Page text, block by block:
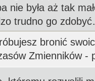
nie była aż tak
trudno go
bronić
Zmienników -